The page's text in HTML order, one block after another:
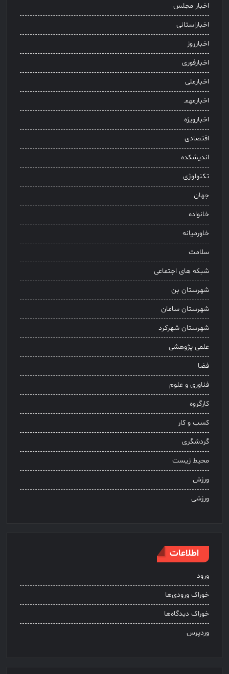
اخبار مجلس
اخباراستانی
اخبارروز
اخبارفوری
اخبارملی
اخبارمهمـ
اخبارویژه
اقتصادی
اندیشکده
تکنولوژی
جهان
خانواده
خاورمیانه
سلامت
شبکه های اجتماعی
شهرستان بن
شهرستان سامان
شهرستان شهرکرد
علمی پژوهشی
فضا
فناوری و علوم
کارگروه
کسب و کار
گردشگری
محیط زیست
ورزش
ورزشی
اطلاعات
ورود
خوراک ورودی‌ها
خوراک دیدگاه‌ها
وردپرس